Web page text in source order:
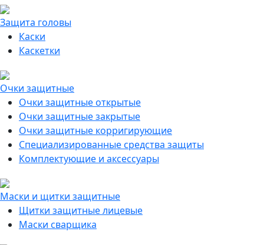
Защита головы
Каски
Каскетки
Очки защитные
Очки защитные открытые
Очки защитные закрытые
Очки защитные корригирующие
Специализированные средства защиты
Комплектующие и аксессуары
Маски и щитки защитные
Щитки защитные лицевые
Маски сварщика